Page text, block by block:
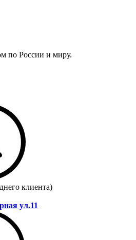
по России и миру.
клиента)
ул.11